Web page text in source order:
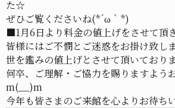
た☆
ぜひご覧くださいね(*´ω｀*)
■1月6日より料金の値上げをさせて頂き
皆様にはご不憫とご迷惑をお掛け致し
世を鑑みの値上げとさせて頂いておりま
何卒、ご理解・ご協力を賜りますよう
m(__)m
今年も皆さまのご来館を心よりお待ち